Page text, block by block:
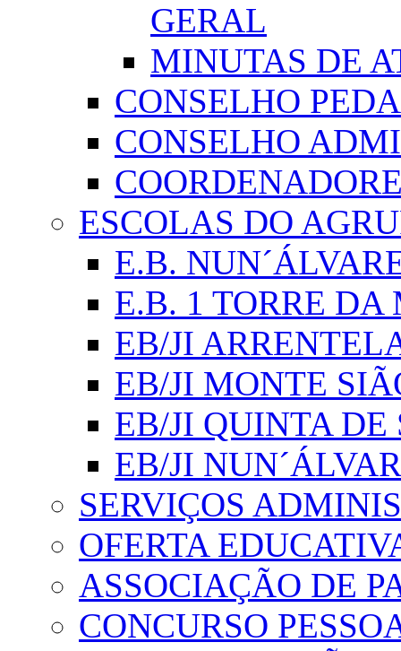
GERAL
MINUTAS DE
CONSELHO
CONSELHO
ESCOLAS DO
E.B.
E.B. 1 TORRE
EB/JI
EB/JI MONTE
EB/JI QUINTA DE
EB/JI
SERVIÇOS
OFERTA
ASSOCIAÇÃO DE
CONCURSO